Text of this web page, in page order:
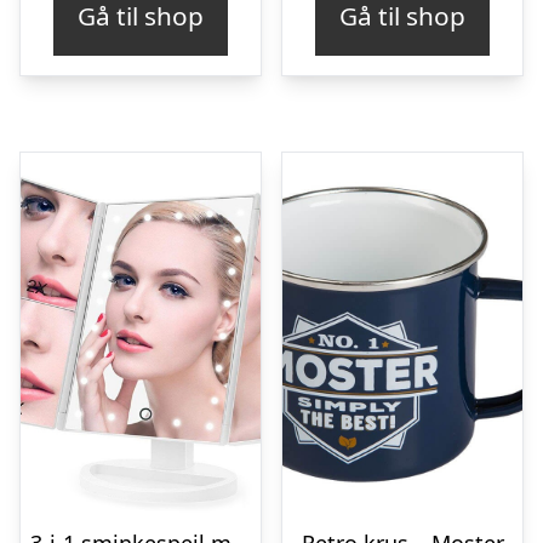
Gå til shop
var:
kr. 209,00.kr.
Gå til shop